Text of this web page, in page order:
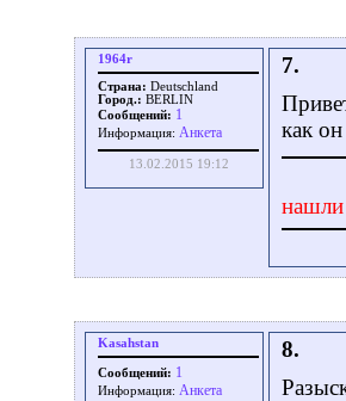
1964r
Страна: Deutschland
Город.: BERLIN
Сообщений: 1
Информация: Aнкета
13.02.2015 19:12
7.
как
нашли
Kasahstan
Сообщений: 1
Информация: Aнкета
8.